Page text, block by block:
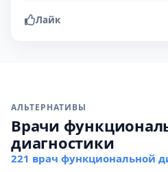
Лайк
АЛЬТЕРНАТИВЫ
Врачи
диагностики
221 врач функциональной